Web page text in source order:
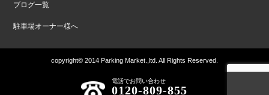
ブログ一覧
駐車場オーナー様へ
copyright© 2014 Parking Market.,ltd. All Rights Reserved.
電話でお問い合わせ
0120-809-855